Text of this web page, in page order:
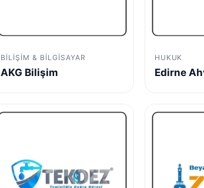
BILIŞIM & BILGISAYAR
AKG Bilişim
HUKUK
Edirne